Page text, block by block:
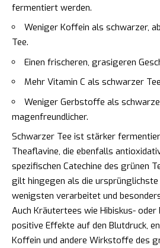
fermentiert werden.
Weniger Koffein als schwarzer,
Tee.
Einen frischeren, grasigeren
Mehr Vitamin C als schwarzer
Weniger Gerbstoffe als
magenfreundlicher.
Schwarzer Tee ist stärker
Theaflavine, die ebenfalls
spezifischen Catechine des grünen
gilt hingegen als die
wenigsten verarbeitet und
Auch Kräutertees wie Hibiskus- oder
positive Effekte auf den Blutdruck,
Koffein und andere Wirkstoffe des